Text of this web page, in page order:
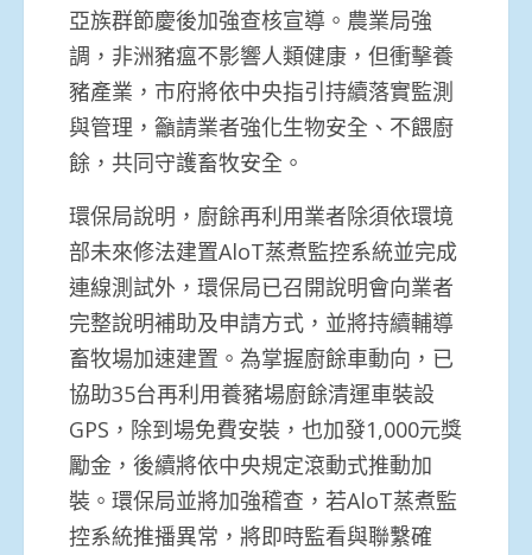
亞族群節慶後加強查核宣導。農業局強
調，非洲豬瘟不影響人類健康，但衝擊養
豬產業，市府將依中央指引持續落實監測
與管理，籲請業者強化生物安全、不餵廚
餘，共同守護畜牧安全。
環保局說明，廚餘再利用業者除須依環境
部未來修法建置AloT蒸煮監控系統並完成
連線測試外，環保局已召開說明會向業者
完整說明補助及申請方式，並將持續輔導
畜牧場加速建置。為掌握廚餘車動向，已
協助35台再利用養豬場廚餘清運車裝設
GPS，除到場免費安裝，也加發1,000元獎
勵金，後續將依中央規定滾動式推動加
裝。環保局並將加強稽查，若AloT蒸煮監
控系統推播異常，將即時監看與聯繫確